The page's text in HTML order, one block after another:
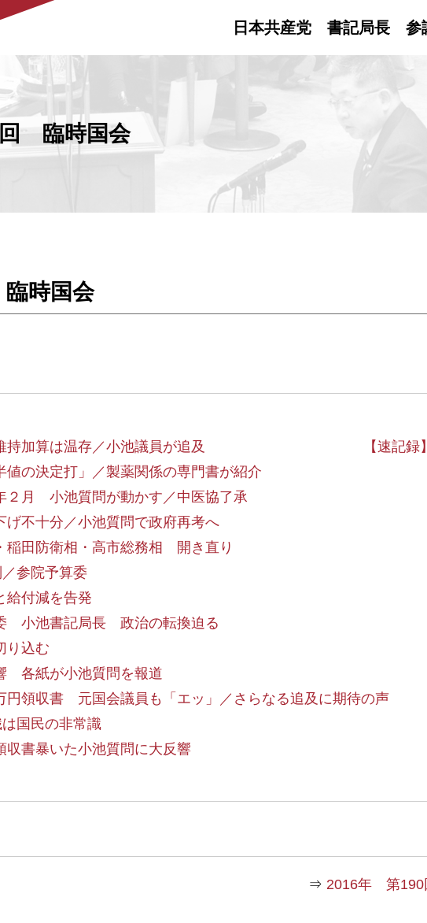
日本共産党 書記局長 参
臨時国会
時国会
【速記録】
加算は温存／小池議員が追及
の決定打」／製薬関係の専門書が紹介
月 小池質問が動かす／中医協了承
不十分／小池質問で政府再考へ
稲田防衛相・高市総務相 開き直り
参院予算委
給付減を告発
小池書記局長 政治の転換迫る
り込む
各紙が小池質問を報道
円領収書 元国会議員も「エッ」／さらなる追及に期待の声
国民の非常識
収書暴いた小池質問に大反響
⇒ 2016年 第